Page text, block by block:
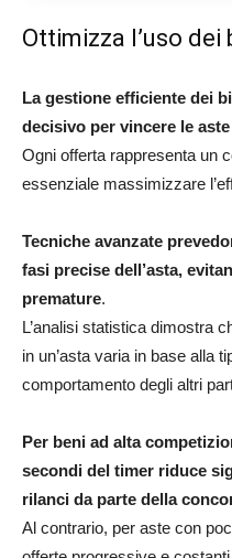
Ottimizza l’uso dei
La gestione efficiente dei
decisivo per vincere le
Ogni offerta rappresenta un
essenziale massimizzare
Tecniche avanzate
fasi precise dell’asta,
premature.
L’analisi statistica dimostra
in un’asta varia in base alla
comportamento degli altri
Per beni ad alta
secondi del timer riduce
rilanci da parte della
Al contrario, per aste con